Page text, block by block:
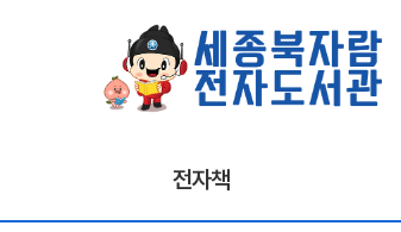
전자책